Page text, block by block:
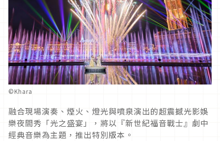
©Khara
融合現場演奏、煙火、燈光與噴泉演出的超震撼光影娛
樂夜間秀「光之盛宴」，將以『新世紀福音戰士』劇中
經典音樂為主題，推出特別版本。